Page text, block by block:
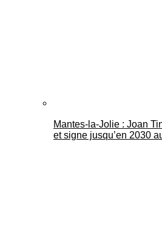
Mantes-la-Jolie : Joan
et signe jusqu’en 2030